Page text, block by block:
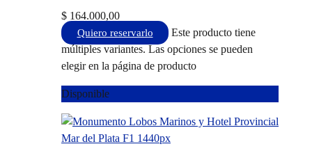
$ 164.000,00
Quiero reservarlo
Este producto tiene
múltiples variantes. Las opciones se pueden
elegir en la página de producto
Disponible